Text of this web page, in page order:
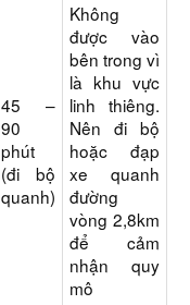
45 –
90
phút
(đi bộ
quanh)
Không
được vào
bên trong vì
là khu vực
linh thiêng.
Nên đi bộ
hoặc đạp
xe quanh
đường
vòng 2,8km
để cảm
nhận quy
mô